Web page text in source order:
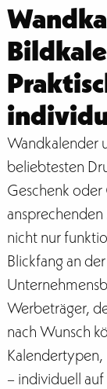
Wandkalender
beliebtesten
Geschenk
nicht nur
Blickfang an
Werbeträger,
nach Wunsch
– individuell